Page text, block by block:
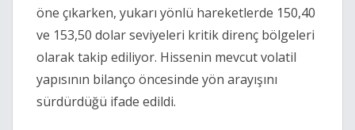
öne çıkarken, yukarı yönlü hareketlerde 150,40
ve 153,50 dolar seviyeleri kritik direnç bölgeleri
olarak takip ediliyor. Hissenin mevcut volatil
yapısının bilanço öncesinde yön arayışını
sürdürdüğü ifade edildi.